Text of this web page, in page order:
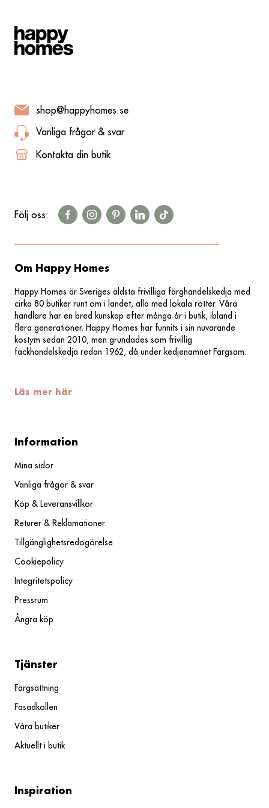
shop@happyhomes.se
Vanliga frågor & svar
Kontakta din butik
Följ oss:
Om Happy Homes
Happy Homes är Sveriges äldsta frivilliga färghandelskedja med
cirka 80 butiker runt om i landet, alla med lokala rötter. Våra
handlare har en bred kunskap efter många år i butik, ibland i
flera generationer. Happy Homes har funnits i sin nuvarande
kostym sedan 2010, men grundades som frivillig
fackhandelskedja redan 1962, då under kedjenamnet Färgsam.
Läs mer här
Information
Mina sidor
Vanliga frågor & svar
Köp & Leveransvillkor
Returer & Reklamationer
Tillgänglighetsredogörelse
Cookiepolicy
Integritetspolicy
Pressrum
Ångra köp
Tjänster
Färgsättning
Fasadkollen
Våra butiker
Aktuellt i butik
Inspiration